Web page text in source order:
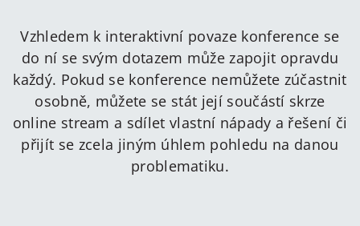
Vzhledem k interaktivní povaze konference se
do ní se svým dotazem může zapojit opravdu
každý. Pokud se konference nemůžete zúčastnit
osobně, můžete se stát její součástí skrze
online stream a sdílet vlastní nápady a řešení či
přijít se zcela jiným úhlem pohledu na danou
problematiku.